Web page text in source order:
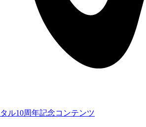
ル10周年記念コンテンツ